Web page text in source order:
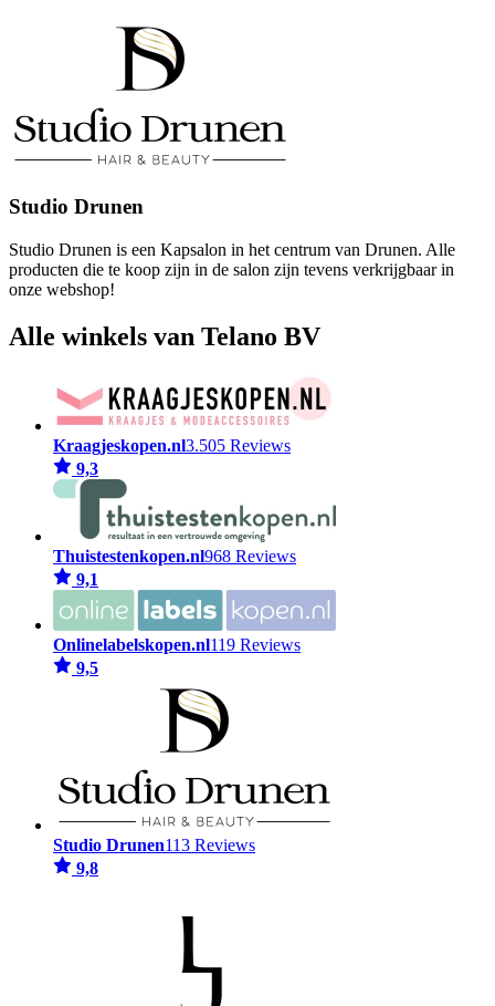
Studio Drunen
Studio Drunen is een Kapsalon in het centrum van Drunen. Alle
producten die te koop zijn in de salon zijn tevens verkrijgbaar in
onze webshop!
Alle winkels van Telano BV
Kraagjeskopen.nl3.505 Reviews
9,3
Thuistestenkopen.nl968 Reviews
9,1
Onlinelabelskopen.nl119 Reviews
9,5
Studio Drunen113 Reviews
9,8